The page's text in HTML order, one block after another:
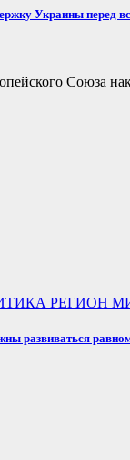
Украины перед
Союза
РЕГИОН
развиваться